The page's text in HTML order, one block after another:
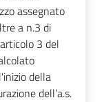
assegnato
a n.3 di
3 del
della
dell’a.s.